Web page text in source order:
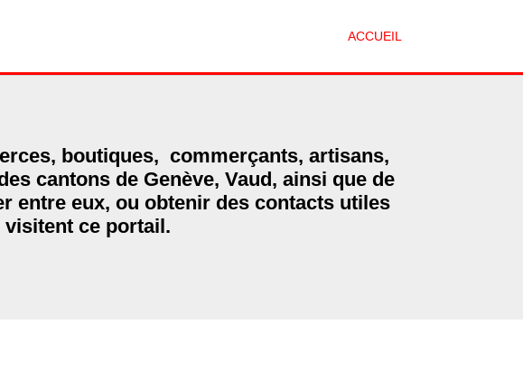
ACCUEIL
boutiques, commerçants, artisans,
cantons de Genève, Vaud, ainsi que de
entre eux, ou obtenir des contacts utiles
ce portail.